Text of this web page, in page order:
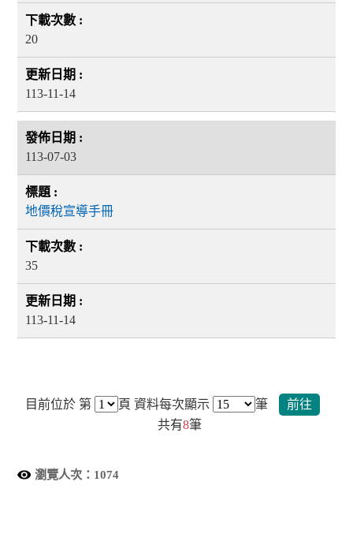
20
113-11-14
113-07-03
地價稅宣導手冊
35
113-11-14
目前位於 第 頁 資料每次顯示 筆
前往
共有8筆
瀏覽人次： 1074